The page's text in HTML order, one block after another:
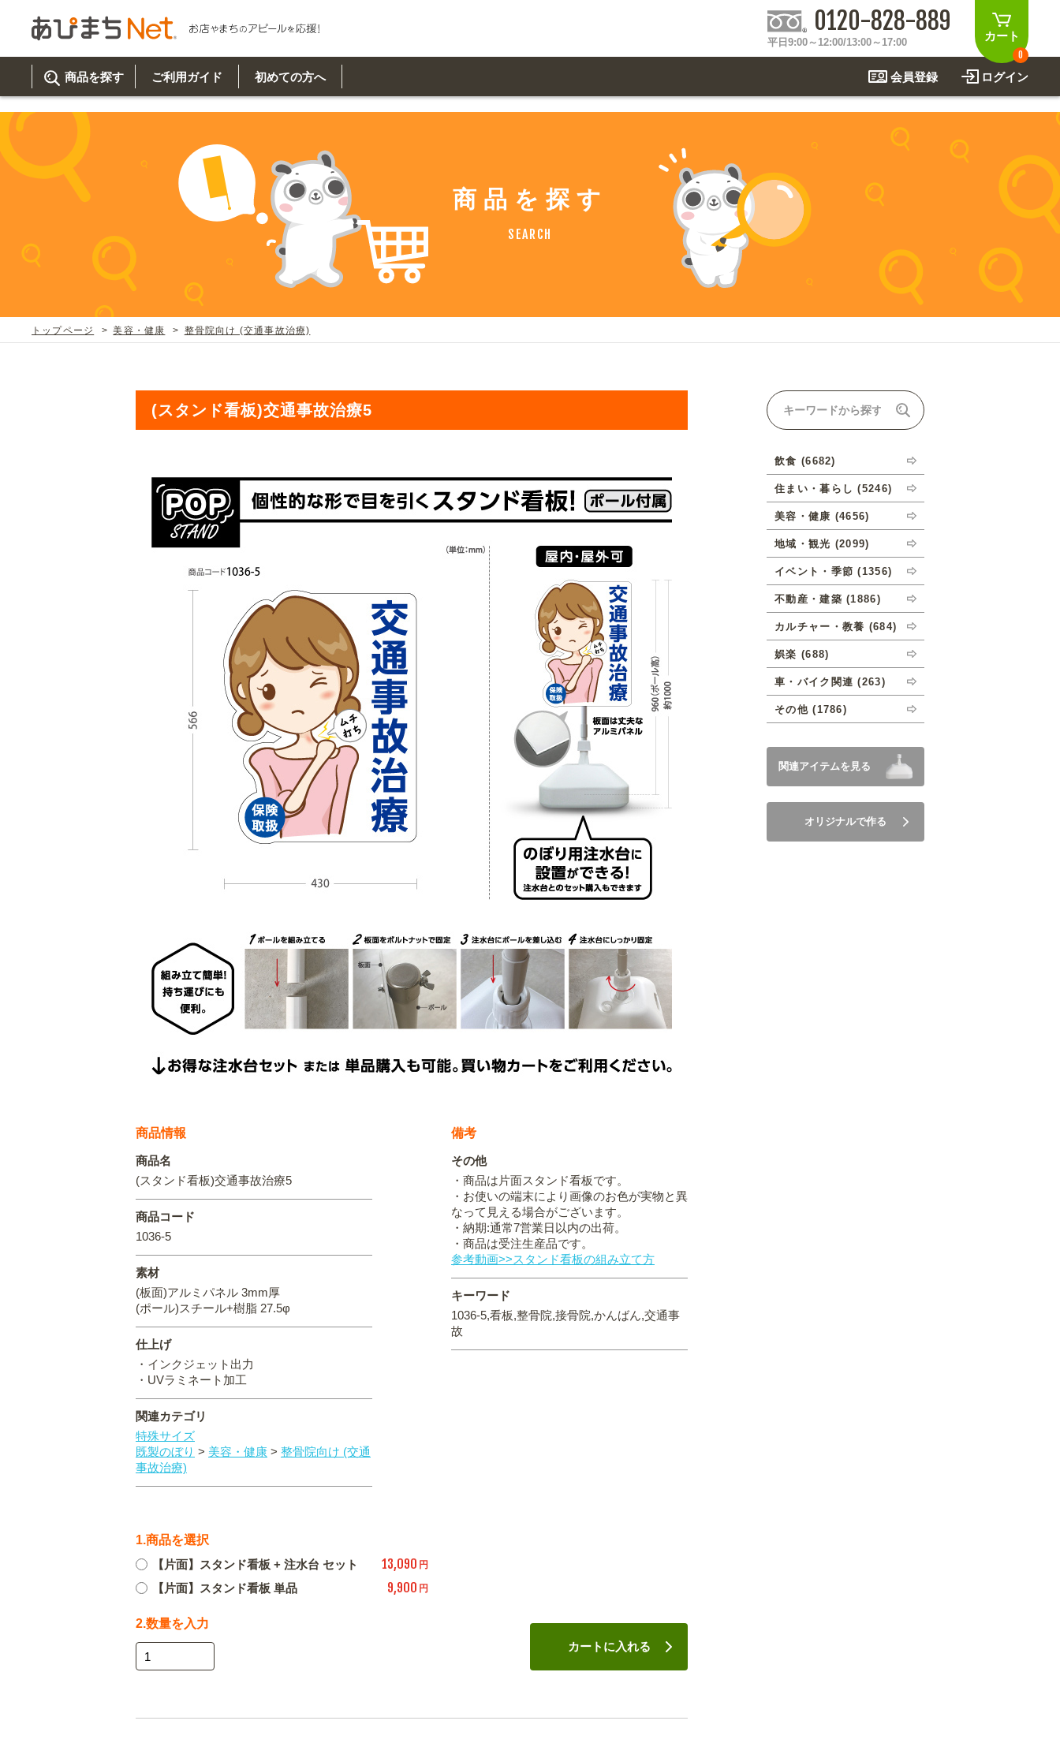
カート
0
0120-828-889
平日9:00～12:00/13:00～17:00
ログイン
会員登録
商品を探す
韓国グルメ 駐車場
住まい・暮らし
美容・健康
イベント・季節
関連アイテムを見る
ご利用ガイド
ご利用ガイド トップ
取り扱い商品一覧
既製デザイン商品注文方法
お届け納期と配送方法
初めての方へ
初めての方へ トップ
商品について
お客様の声
オリジナルオーダー制作事例
商品を探す
SEARCH
トップページ 美容・健康 整骨院向け (交通事故治療)
(スタンド看板)交通事故治療5
商品情報
商品名
(スタンド看板)交通事故治療5
商品コード
1036-5
素材
(板面)アルミパネル 3mm厚
(ポール)スチール+樹脂 27.5φ
仕上げ
・インクジェット出力
・UVラミネート加工
関連カテゴリ
特殊サイズ
既製のぼり > 美容・健康 > 整骨院向け (交通
事故治療)
備考
その他
・商品は片面スタンド看板です。
・お使いの端末により画像のお色が実物と異
なって見える場合がございます。
・納期:通常7営業日以内の出荷。
・商品は受注生産品です。
参考動画>>スタンド看板の組み立て方
キーワード
1036-5,看板,整骨院,接骨院,かんばん,交通事
故
1.商品を選択
【片面】スタンド看板 + 注水台 セット
13,090 円
【片面】スタンド看板 単品 9,900 円
2.数量を入力
カートに入れる
飲食 (6682)
住まい・暮らし (5246)
美容・健康 (4656)
地域・観光 (2099)
イベント・季節 (1356)
不動産・建築 (1886)
カルチャー・教養 (684)
娯楽 (688)
車・バイク関連 (263)
その他 (1786)
関連アイテムを見る
オリジナルで作る